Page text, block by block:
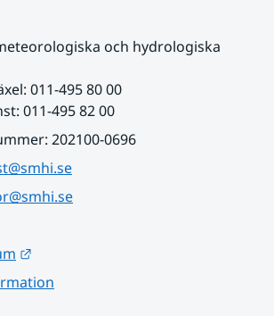
och hydrologiska
011-495 80 00
011-495 82 00
202100-0696